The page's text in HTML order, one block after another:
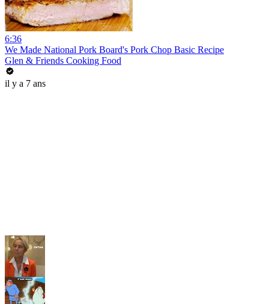
6:36
We Made National Pork Board's Pork Chop Basic Recipe
Glen & Friends Cooking Food
il y a 7 ans